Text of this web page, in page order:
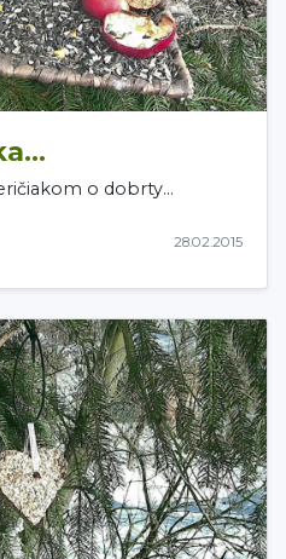
o dobrty...
28.02.2015